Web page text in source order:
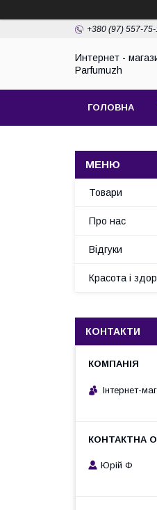
+380 (97) 557-
Интернет -
Parfumuzh
ГОЛОВНА
Товари
Про нас
Відгуки
Красота і
КОНТАКТИ
Інтернет-
Юрій Ф